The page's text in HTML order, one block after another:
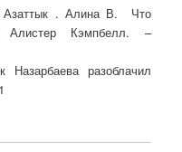
Азаттык . Алина В. Что
Алистер Кэмпбелл. –
Назарбаева разоблачил